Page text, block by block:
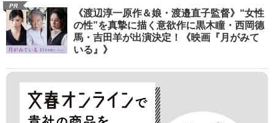
PR
《渡辺淳一原作＆娘・渡邉直子監督》“女性
の性”を真摯に描く意欲作に黒木瞳・西岡德
馬・吉田羊が出演決定！《映画『月がみて
いる』》